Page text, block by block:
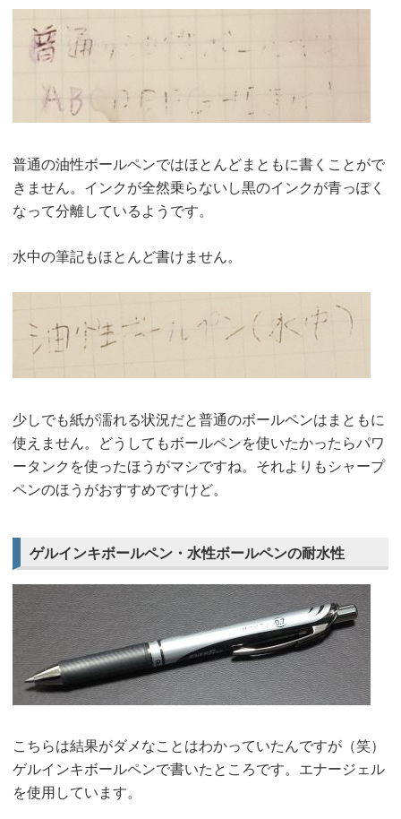
普通の油性ボールペンではほとんどまともに書くことがで
きません。インクが全然乗らないし黒のインクが青っぽく
なって分離しているようです。
水中の筆記もほとんど書けません。
少しでも紙が濡れる状況だと普通のボールペンはまともに
使えません。どうしてもボールペンを使いたかったらパワ
ータンクを使ったほうがマシですね。それよりもシャープ
ペンのほうがおすすめですけど。
ゲルインキボールペン・水性ボールペンの耐水性
こちらは結果がダメなことはわかっていたんですが（笑）
ゲルインキボールペンで書いたところです。エナージェル
を使用しています。